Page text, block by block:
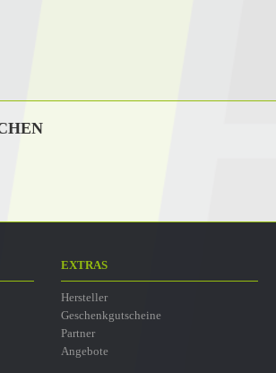
EXTRAS
Hersteller
Geschenkgutscheine
Partner
Angebote